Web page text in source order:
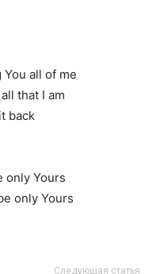
You all of me
that I am
back
only Yours
only Yours
Следующая статья